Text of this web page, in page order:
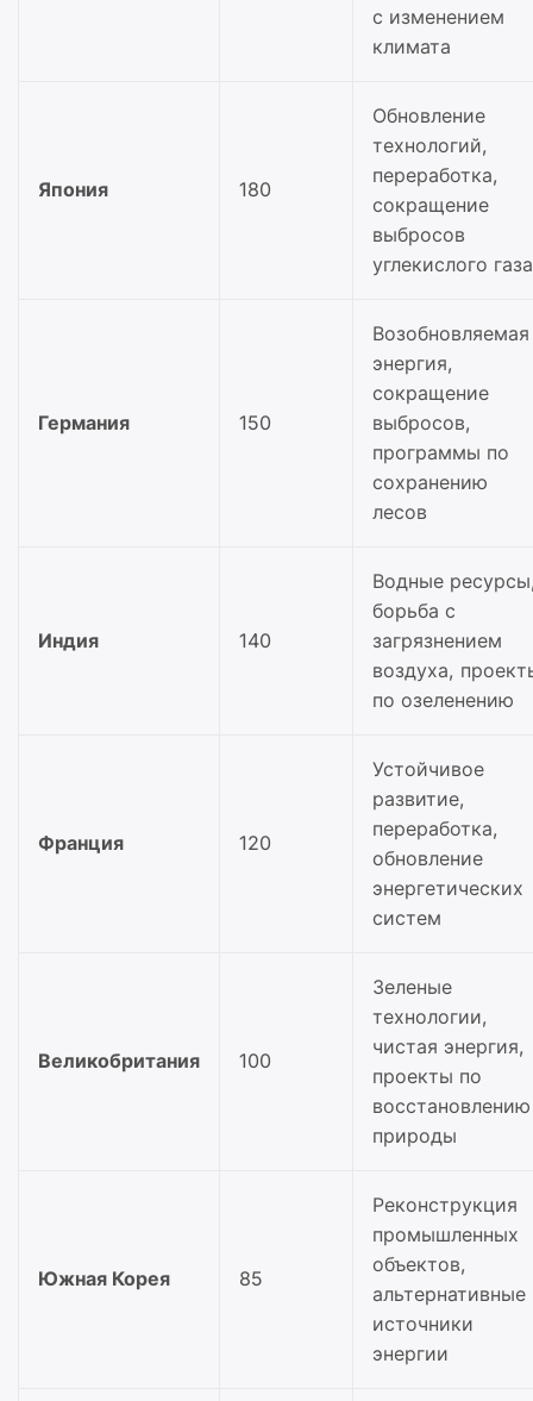
с изменением
климата
Япония 180
Обновление
технологий,
переработка,
сокращение
выбросов
углекислого газа
Германия 150
Возобновляемая
энергия,
сокращение
выбросов,
программы по
сохранению
лесов
Индия 140
Водные
борьба с
загрязнением
воздуха,
по озеленению
Франция 120
Устойчивое
развитие,
переработка,
обновление
энергетических
систем
Великобритания 100
Зеленые
технологии,
чистая энергия,
проекты по
восстановлению
природы
Южная Корея 85
Реконструкция
промышленных
объектов,
альтернативные
источники
энергии